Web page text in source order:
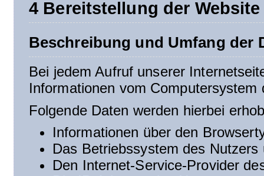
4 Bereitstellung der
Beschreibung und Umfang der
Bei jedem Aufruf unserer
Informationen vom
Folgende Daten werden hierbei
Informationen über den
Das Betriebssystem des
Den Internet-Service-Provider